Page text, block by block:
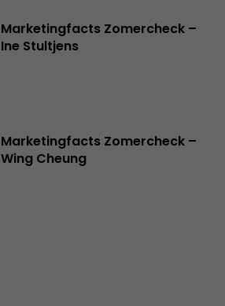
Marketingfacts Zomercheck –
Ine Stultjens
Marketingfacts Zomercheck –
Wing Cheung